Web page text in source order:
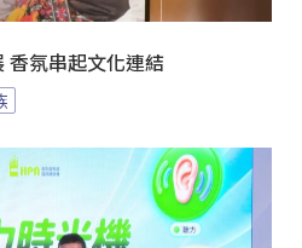
香氛串起文化連結